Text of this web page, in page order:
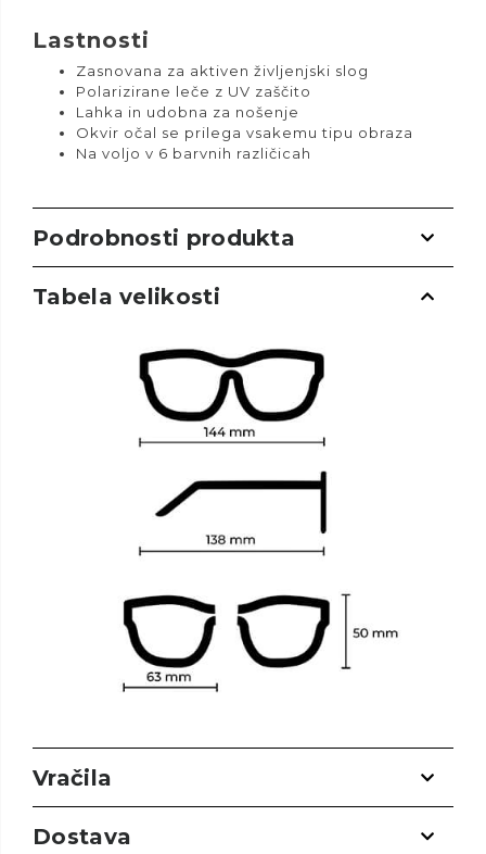
Lastnosti
Zasnovana za aktiven življenjski slog
Polarizirane leče z UV zaščito
Lahka in udobna za nošenje
Okvir očal se prilega vsakemu tipu obraza
Na voljo v 6 barvnih različicah
Podrobnosti produkta
Tabela velikosti
Vračila
Dostava